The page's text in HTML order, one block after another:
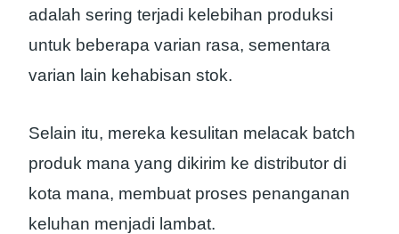
adalah sering terjadi kelebihan produksi
untuk beberapa varian rasa, sementara
varian lain kehabisan stok.
Selain itu, mereka kesulitan melacak batch
produk mana yang dikirim ke distributor di
kota mana, membuat proses penanganan
keluhan menjadi lambat.